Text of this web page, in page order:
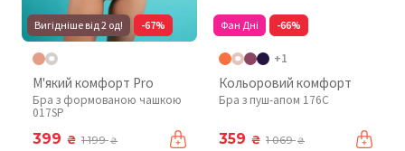
Вигідніше від 2 од! -67%
М'який комфорт Pro
Бра з формованою чашкою
017SP
399 ₴ 1 199₴
Фан Дні -66%
+1
Кольоровий комфорт
Бра з пуш-апом 176C
359 ₴ 1 069₴